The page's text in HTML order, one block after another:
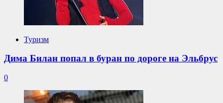
Туризм
Дима Билан попал в буран по дороге на Эльбрус
0